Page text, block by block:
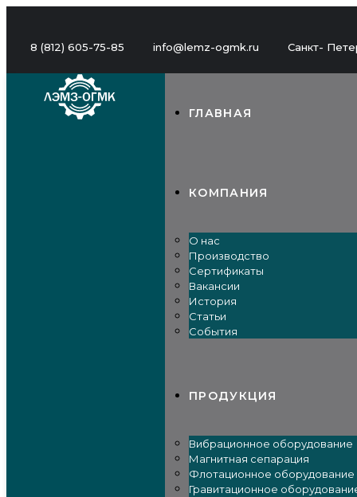
8 (812) 605-75-85 info@lemz-ogmk.ru Санкт-
ГЛАВНАЯ
КОМПАНИЯ
О нас
Производство
Сертификаты
Вакансии
История
Статьи
События
ПРОДУКЦИЯ
Вибрационное оборудование
Магнитная сепарация
Флотационное оборудование
Гравитационное